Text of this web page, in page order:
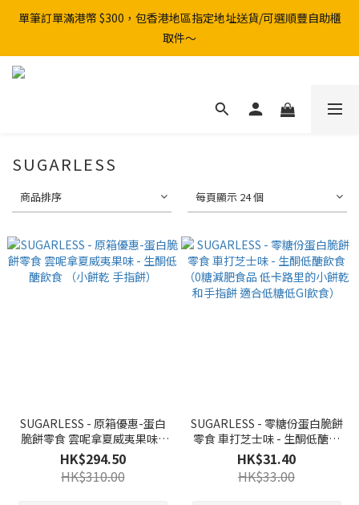
單筆訂單滿港幣 $300，包香港地區指定地址送貨/可選順豐自助櫃
取件～
SUGARLESS
商品排序 每頁顯示 24 個
SUGARLESS - 原箱優惠-蛋白
脆餅零食 雲呢拿夏威夷果味 -
生酮低醣飲食 （小餅乾 手指
餅）
HK$294.50
HK$310.00
SUGARLESS - 零糖份蛋白脆餅
零食 車打芝士味 - 生酮低醣飲
食 （0糖減肥食品 低卡路里的
小餅乾和手指餅 適合低糖低GI
飲食）
HK$31.40
HK$33.00